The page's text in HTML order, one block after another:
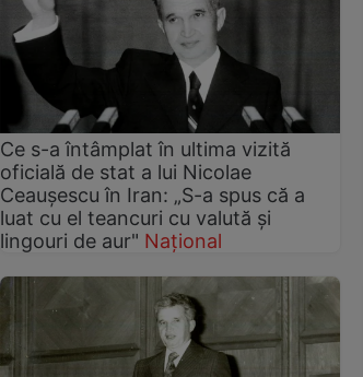
Ce s-a întâmplat în ultima vizită
oficială de stat a lui Nicolae
Ceaușescu în Iran: „S-a spus că a
luat cu el teancuri cu valută și
lingouri de aur" Național